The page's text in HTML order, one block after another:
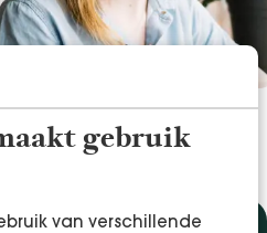
gebruik
van verschillende